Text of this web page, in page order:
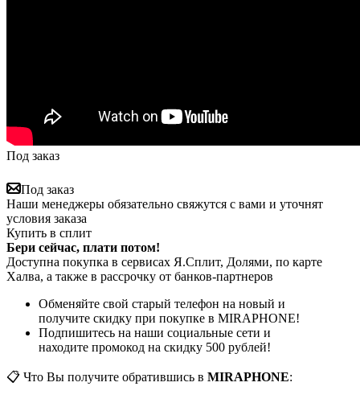
Под заказ
Под заказ
Наши менеджеры обязательно свяжутся с вами и уточнят
условия заказа
Купить в сплит
Бери сейчас, плати потом!
Доступна покупка в сервисах Я.Сплит, Долями, по карте
Халва, а также в рассрочку от банков-партнеров
Обменяйте свой старый телефон на новый и
получите скидку при покупке в MIRAPHONE!
Подпишитесь на наши социальные сети и
находите промокод на скидку 500 рублей!
📋 Что Вы получите обратившись в MIRAPHONE: